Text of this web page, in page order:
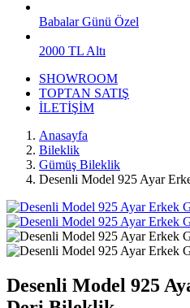
Babalar Günü Özel
2000 TL Altı
SHOWROOM
TOPTAN SATIŞ
İLETİŞİM
Anasayfa
Bileklik
Gümüş Bileklik
Desenli Model 925 Ayar
Desenli Model 925